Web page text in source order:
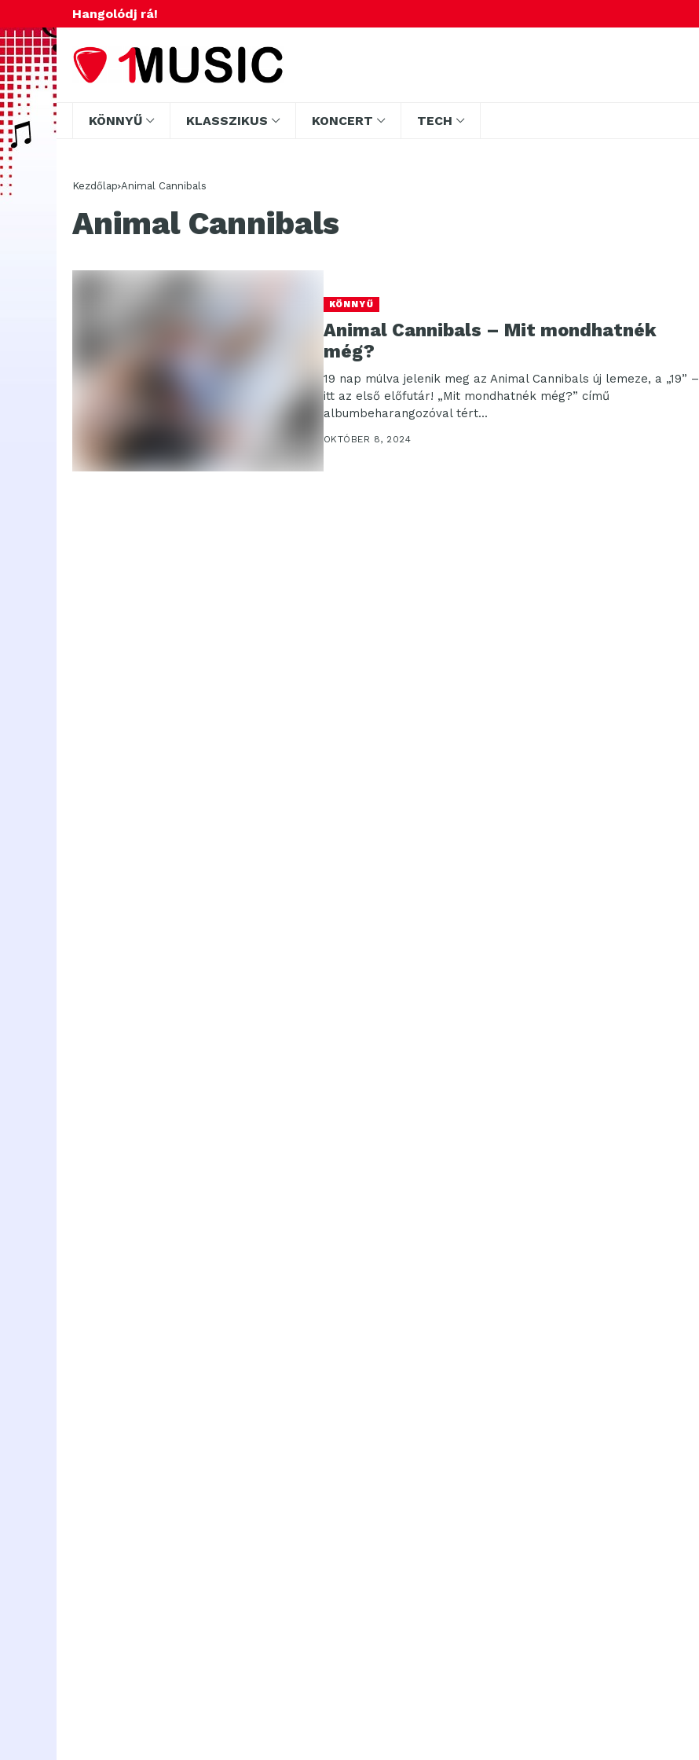
Hangolódj rá!
KÖNNYŰ KLASSZIKUS KONCERT TECH
Kezdőlap Animal Cannibals
Animal Cannibals
KÖNNYŰ
Animal Cannibals – Mit mondhatnék
még?
19 nap múlva jelenik meg az Animal Cannibals új lemeze, a „19” –
itt az első előfutár! „Mit mondhatnék még?” című
albumbeharangozóval tért...
OKTÓBER 8, 2024